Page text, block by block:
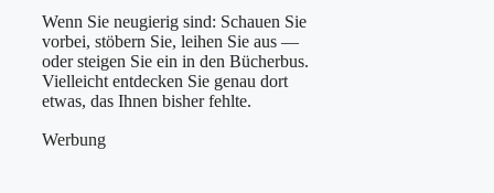
Wenn Sie neugierig sind: Schauen Sie
vorbei, stöbern Sie, leihen Sie aus —
oder steigen Sie ein in den Bücherbus.
Vielleicht entdecken Sie genau dort
etwas, das Ihnen bisher fehlte.
Werbung